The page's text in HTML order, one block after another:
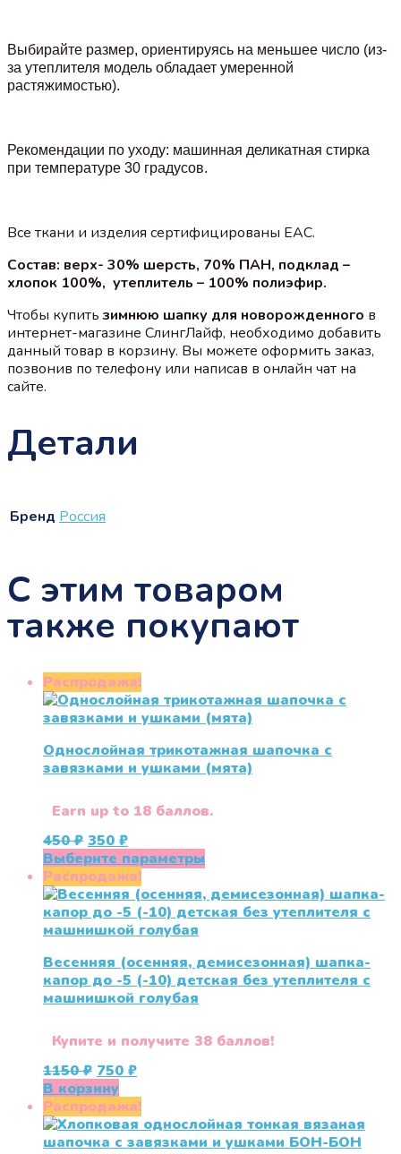
Выбирайте размер, ориентируясь на меньшее число (из-
за утеплителя модель обладает умеренной
растяжимостью).
Рекомендации по уходу: машинная деликатная стирка
при температуре 30 градусов.
Все ткани и изделия сертифицированы EAC.
Состав: верх- 30% шерсть, 70% ПАН, подклад –
хлопок 100%, утеплитель – 100% полиэфир.
Чтобы купитьзимнюю шапку для новорожденного в
интернет-магазине СлингЛайф, необходимо добавить
данный товар в корзину. Вы можете оформить заказ,
позвонив по телефону или написав в онлайн чат на
сайте.
Детали
Бренд Россия
С этим товаром
также покупают
Распродажа!
Однослойная трикотажная шапочка с
завязками и ушками (мята)
Earn up to 18 баллов.
450₽ Первоначальная
цена
составляла
450 ₽.
350₽Текущая
цена:
350 ₽.
Выберите параметры
имеет
несколько
можно
выбрать
товара.
Распродажа!
Весенняя (осенняя, демисезонная) шапка-
капор до -5 (-10) детская без утеплителя с
машнишкой голубая
Купите и получите 38 баллов!
1150₽ Первоначальная
цена
составляла
1150 ₽.
750₽Текущая
750 ₽.
В корзину
Распродажа!